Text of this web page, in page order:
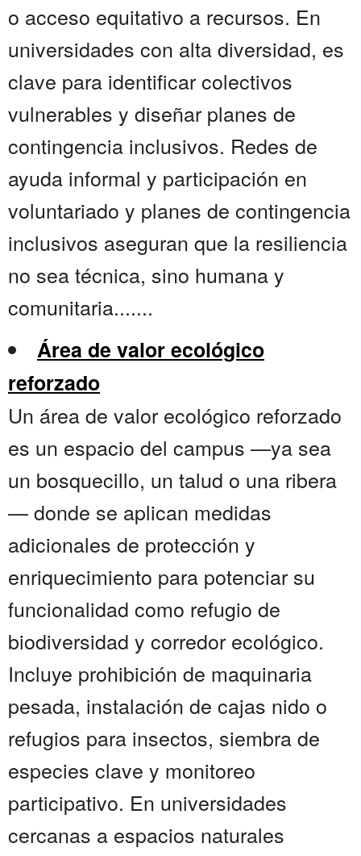
o acceso equitativo a recursos. En
universidades con alta diversidad, es
clave para identificar colectivos
vulnerables y diseñar planes de
contingencia inclusivos. Redes de
ayuda informal y participación en
voluntariado y planes de contingencia
inclusivos aseguran que la resiliencia
no sea técnica, sino humana y
comunitaria.......
Área de valor ecológico
reforzado
Un área de valor ecológico reforzado
es un espacio del campus —ya sea
un bosquecillo, un talud o una ribera
— donde se aplican medidas
adicionales de protección y
enriquecimiento para potenciar su
funcionalidad como refugio de
biodiversidad y corredor ecológico.
Incluye prohibición de maquinaria
pesada, instalación de cajas nido o
refugios para insectos, siembra de
especies clave y monitoreo
participativo. En universidades
cercanas a espacios naturales